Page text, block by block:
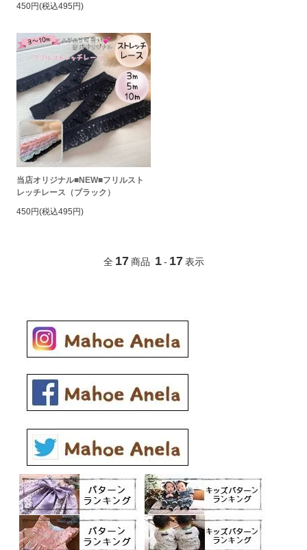
450円(税込495円)
当店オリジナル■NEW■フリルスト
レッチレース（ブラック）
450円(税込495円)
全 17 商品 1 - 17 表示